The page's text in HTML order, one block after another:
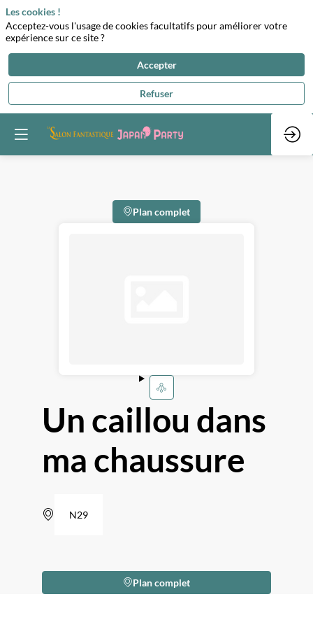
Plan complet
Un caillou dans
ma chaussure
N29
Plan complet
Les cookies !
Acceptez-vous l'usage de cookies facultatifs pour améliorer votre
expérience sur ce site ?
Accepter
Refuser